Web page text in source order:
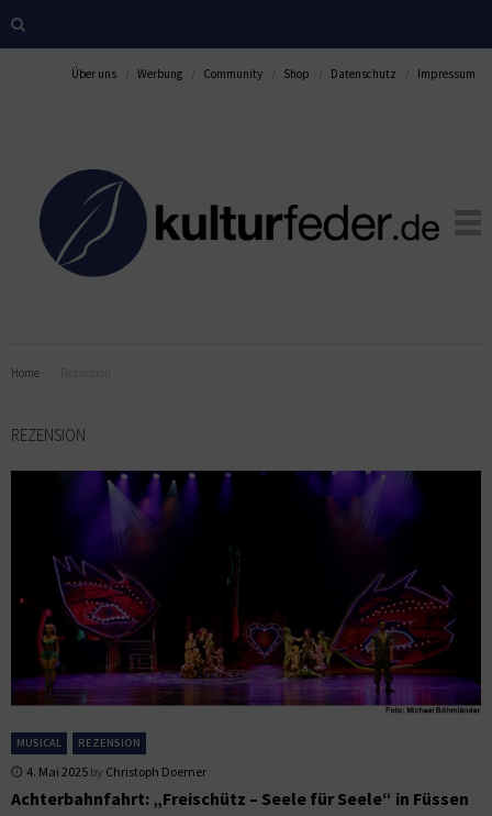
Über uns Werbung Community Shop Datenschutz Impressum
Home
REZENSION
MUSICAL REZENSION
4. Mai 2025 by Christoph Doerner
Achterbahnfahrt: „Freischütz – Seele für Seele“ in Füssen